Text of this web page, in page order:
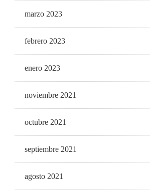
marzo 2023
febrero 2023
enero 2023
noviembre 2021
octubre 2021
septiembre 2021
agosto 2021